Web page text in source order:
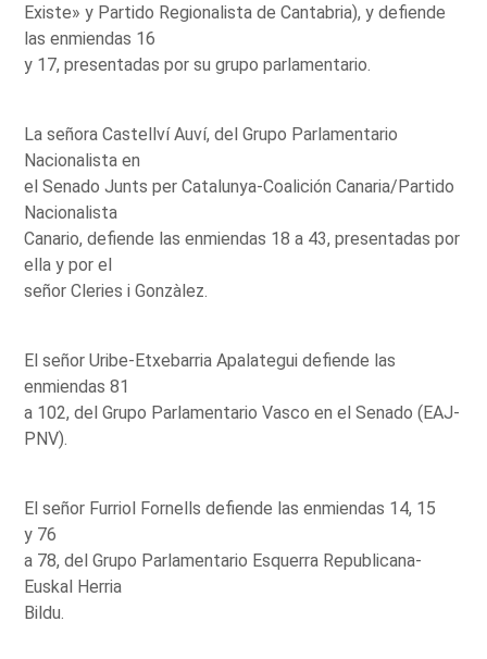
Existe» y Partido Regionalista de Cantabria), y defiende
las enmiendas 16
y 17, presentadas por su grupo parlamentario.
La señora Castellví Auví, del Grupo Parlamentario
Nacionalista en
el Senado Junts per Catalunya-Coalición Canaria/Partido
Nacionalista
Canario, defiende las enmiendas 18 a 43, presentadas por
ella y por el
señor Cleries i Gonzàlez.
El señor Uribe-Etxebarria Apalategui defiende las
enmiendas 81
a 102, del Grupo Parlamentario Vasco en el Senado (EAJ-
PNV).
El señor Furriol Fornells defiende las enmiendas 14, 15
y 76
a 78, del Grupo Parlamentario Esquerra Republicana-
Euskal Herria
Bildu.